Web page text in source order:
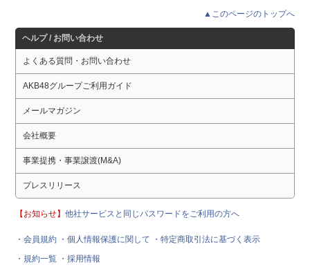
▲このページのトップへ
ヘルプ / お問い合わせ
よくある質問・お問い合わせ
AKB48グループご利用ガイド
メールマガジン
会社概要
事業提携・事業譲渡(M&A)
プレスリリース
【お知らせ】他社サービスと同じパスワードをご利用の方へ
・会員規約 ・個人情報保護に関して
・特定商取引法に基づく表示
・規約一覧 ・採用情報